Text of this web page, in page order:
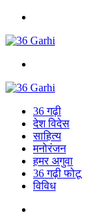
36 गढ़ी
देश विदेस
साहित्य
मनोरंजन
हमर अगुवा
36 गढ़ी फोटू
विविध